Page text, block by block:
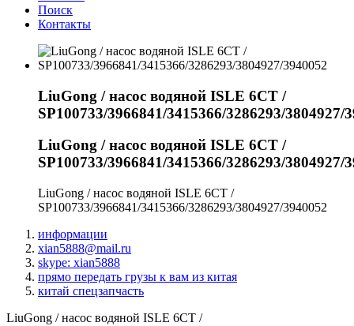
Поиск
Контакты
LiuGong / насос водяной ISLE 6CT /
SP100733/3966841/3415366/3286293/3804927/
LiuGong / насос водяной ISLE 6CT /
SP100733/3966841/3415366/3286293/3804927/
LiuGong / насос водяной ISLE 6CT /
SP100733/3966841/3415366/3286293/3804927/3940052
информации
xian5888@mail.ru
skype: xian5888
прямо передать грузы к вам из китая
китай спецзапчасть
LiuGong / насос водяной ISLE 6CT /